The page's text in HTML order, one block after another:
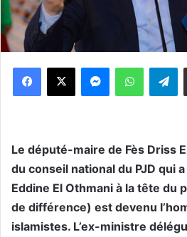
WhatsApp Telegram
Le député-maire de Fès Driss
du conseil national du PJD qui
Eddine El Othmani à la tête du
de différence) est devenu
islamistes. L’ex-ministre